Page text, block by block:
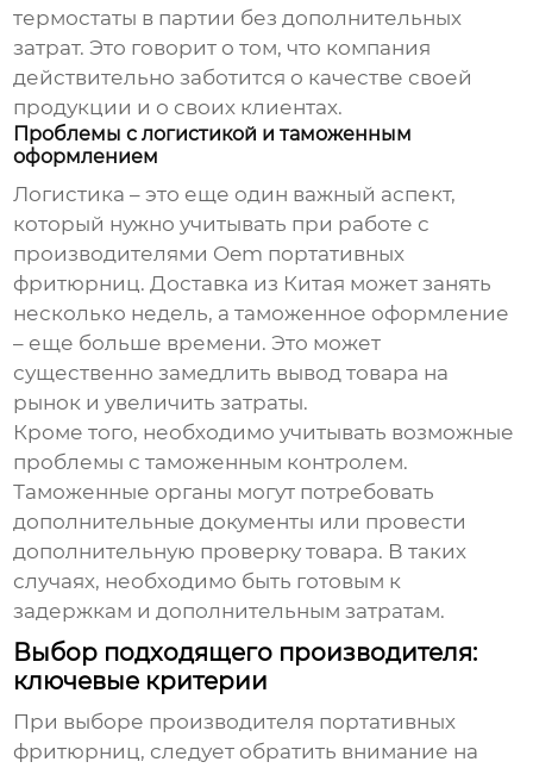
термостаты в партии без дополнительных
затрат. Это говорит о том, что компания
действительно заботится о качестве своей
продукции и о своих клиентах.
Проблемы с логистикой и таможенным
оформлением
Логистика – это еще один важный аспект,
который нужно учитывать при работе с
производителями Oem портативных
фритюрниц. Доставка из Китая может занять
несколько недель, а таможенное оформление
– еще больше времени. Это может
существенно замедлить вывод товара на
рынок и увеличить затраты.
Кроме того, необходимо учитывать возможные
проблемы с таможенным контролем.
Таможенные органы могут потребовать
дополнительные документы или провести
дополнительную проверку товара. В таких
случаях, необходимо быть готовым к
задержкам и дополнительным затратам.
Выбор подходящего производителя:
ключевые критерии
При выборе производителя портативных
фритюрниц, следует обратить внимание на